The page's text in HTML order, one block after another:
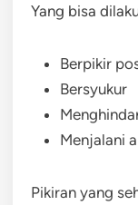
Yang bisa
Berpikir
Bersyukur
Menjalani
Pikiran yang